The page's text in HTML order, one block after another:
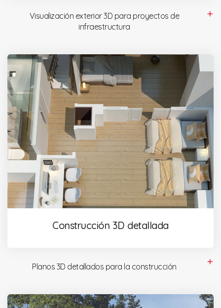
Visualización exterior 3D para proyectos de
infraestructura
Construcción 3D detallada
Planos 3D detallados para la construcción